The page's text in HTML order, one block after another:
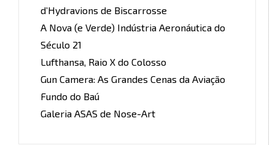
d’Hydravions de Biscarrosse
A Nova (e Verde) Indústria Aeronáutica do
Século 21
Lufthansa, Raio X do Colosso
Gun Camera: As Grandes Cenas da Aviação
Fundo do Baú
Galeria ASAS de Nose-Art